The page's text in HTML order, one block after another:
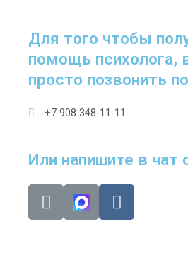
Для того чтобы
помощь психолога,
просто позвонить
+7 908 348-11-11
Или напишите в чат
T
e
V
k